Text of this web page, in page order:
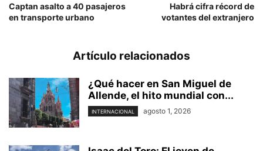
Captan asalto a 40 pasajeros
en transporte urbano
Habrá cifra récord de
votantes del extranjero
Artículo relacionados
¿Qué hacer en San Miguel de
Allende, el hito mundial con...
INTERNACIONAL agosto 1, 2026